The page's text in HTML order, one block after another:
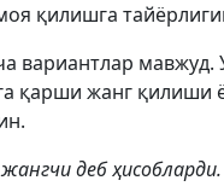
қилишга
вариантлар
қарши жанг қилиши
жангчи деб